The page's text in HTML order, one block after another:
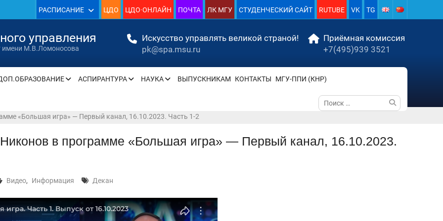
—
—
—
РАСПИСАНИЕ ЦДО ЦДО·ОНЛАЙН ПОЧТА ЛК МГУ СТУДЕНЧЕСКИЙ САЙТ RUTUBE VK TG
управления
имени М.В.Ломоносова
Искусство управлять великой страной!
pk@spa.msu.ru
Приёмная комиссия
+7(495)939 3521
АСПИРАНТУРА НАУКА ВЫПУСКНИКАМ КОНТАКТЫ МГУ-ППИ (КНР)
Поиск
по:
«Большая игра» — Первый канал, 16.10.2023. Часть 1-2
в программе «Большая игра» — Первый канал, 16.10.2023.
Видео, Информация Декан